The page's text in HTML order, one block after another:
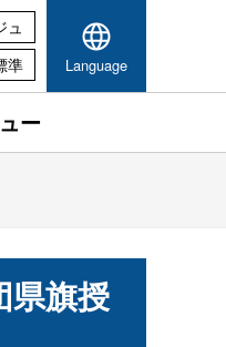
ュ
準 Language
ー
県旗授